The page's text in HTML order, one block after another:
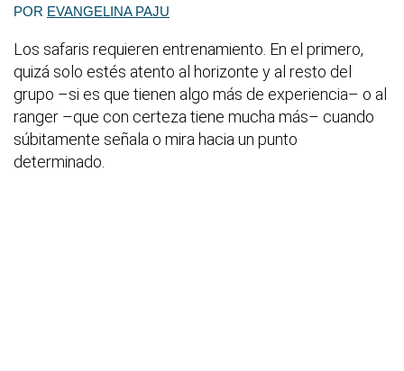
POR EVANGELINA PAJU
Los safaris requieren entrenamiento. En el primero,
quizá solo estés atento al horizonte y al resto del
grupo –si es que tienen algo más de experiencia– o al
ranger –que con certeza tiene mucha más– cuando
súbitamente señala o mira hacia un punto
determinado.